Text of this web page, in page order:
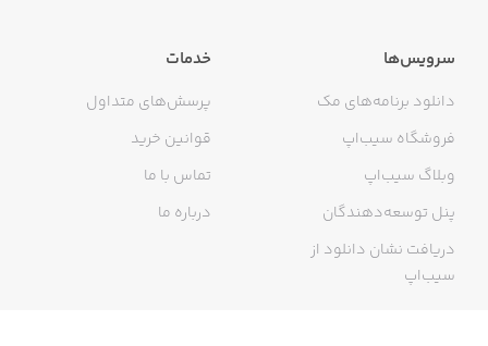
سرویس‌ها
دانلود برنامه‌های مک
فروشگاه سیب‌اپ
وبلاگ سیب‌اپ
پنل توسعه‌دهندگان
دریافت نشان دانلود از
سیب‌اپ
خدمات
پرسش‌های متداول
قوانین خرید
تماس با ما
درباره ما